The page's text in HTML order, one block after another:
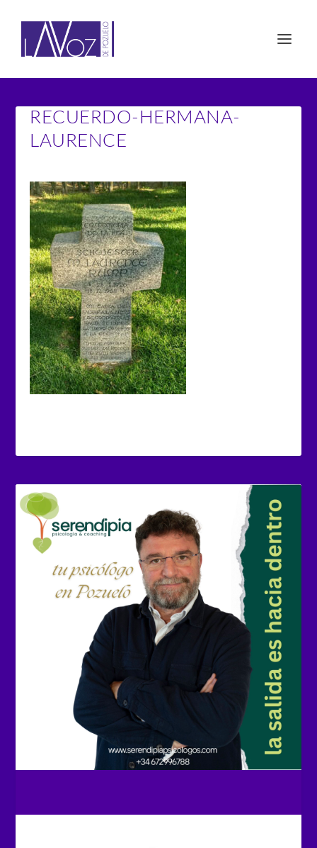
RECUERDO-HERMANA-
LAURENCE